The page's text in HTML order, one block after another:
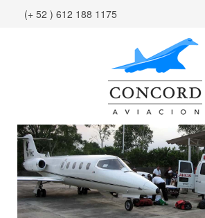
(+ 52 ) 612 188 1175